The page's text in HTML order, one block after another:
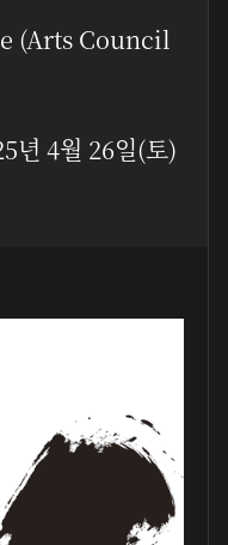
(Arts Council
년 4월 26일(토)